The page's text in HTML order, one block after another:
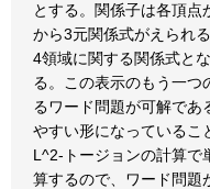
とする。関係子は各頂
から3元関係式がえられ
4領域に関する関係式と
る。この表示のもう一つ
るワード問題が可解であ
やすい形になっているこ
L^2-トージョンの計算で
算するので、ワード問題